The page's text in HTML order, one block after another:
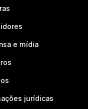
e mídia
jurídicas